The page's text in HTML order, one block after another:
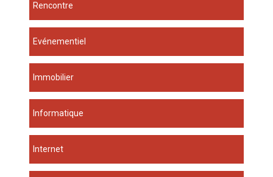
Rencontre
Evénementiel
Immobilier
Informatique
Internet